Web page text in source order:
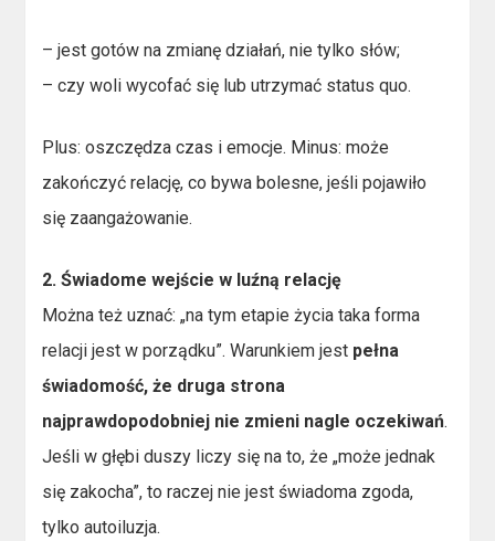
– jest gotów na zmianę działań, nie tylko słów;
– czy woli wycofać się lub utrzymać status quo.
Plus: oszczędza czas i emocje. Minus: może
zakończyć relację, co bywa bolesne, jeśli pojawiło
się zaangażowanie.
2. Świadome wejście w luźną relację
Można też uznać: „na tym etapie życia taka forma
relacji jest w porządku”. Warunkiem jest pełna
świadomość, że druga strona
najprawdopodobniej nie zmieni nagle oczekiwań.
Jeśli w głębi duszy liczy się na to, że „może jednak
się zakocha”, to raczej nie jest świadoma zgoda,
tylko autoiluzja.